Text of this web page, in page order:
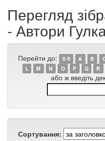
Перегляд
- Автори
Перейти до: 0-9 A B
L
M N O P Q R
або ж введіть
Сортування: